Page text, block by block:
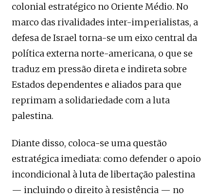
colonial estratégico no Oriente Médio. No
marco das rivalidades inter-imperialistas, a
defesa de Israel torna-se um eixo central da
política externa norte-americana, o que se
traduz em pressão direta e indireta sobre
Estados dependentes e aliados para que
reprimam a solidariedade com a luta
palestina.
Diante disso, coloca-se uma questão
estratégica imediata: como defender o apoio
incondicional à luta de libertação palestina
— incluindo o direito à resistência — no